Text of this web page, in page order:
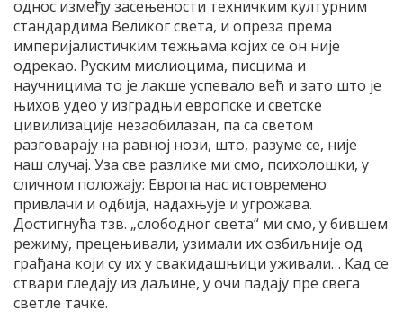
однос између засењености техничким културним
стандардима Великог света, и опреза према
империјалистичким тежњама којих се он није
одрекао. Руским мислиоцима, писцима и
научницима то је лакше успевало већ и зато што је
њихов удео у изградњи европске и светске
цивилизације незаобилазан, па са светом
разговарају на равној нози, што, разуме се, није
наш случај. Уза све разлике ми смо, психолошки, у
сличном положају: Европа нас истовремено
привлачи и одбија, надахњује и угрожава.
Достигнућа тзв. „слободног света“ ми смо, у бившем
режиму, прецењивали, узимали их озбиљније од
грађана који су их у свакидашњици уживали… Кад се
ствари гледају из даљине, у очи падају пре свега
светле тачке.